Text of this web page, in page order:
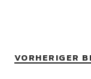
VORHERIGER